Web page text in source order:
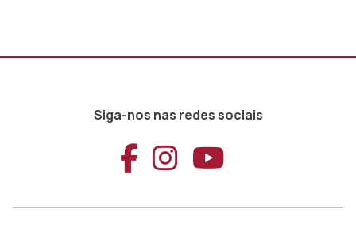
Siga-nos nas redes sociais
Aceder ao
Aceder ao
Aceder